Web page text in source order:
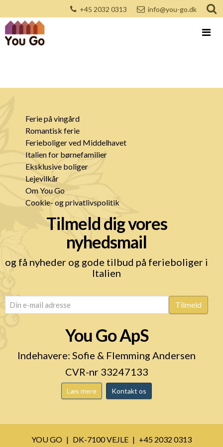
+45 2032 0313 info@you-go.dk
Ferie på vingård
Romantisk ferie
Ferieboliger ved Middelhavet
Italien for børnefamilier
Eksklusive boliger
Lejevilkår
Om You Go
Cookie- og privatlivspolitik
Tilmeld dig vores
nyhedsmail
og få nyheder og gode tilbud på ferieboliger i
Italien
email (Påkrævet) Tilmeld
You Go ApS
Indehavere: Sofie & Flemming Andersen
CVR-nr 33247133
Læs mere Kontakt os
YOU GO DK-7100 VEJLE
+45 2032 0313